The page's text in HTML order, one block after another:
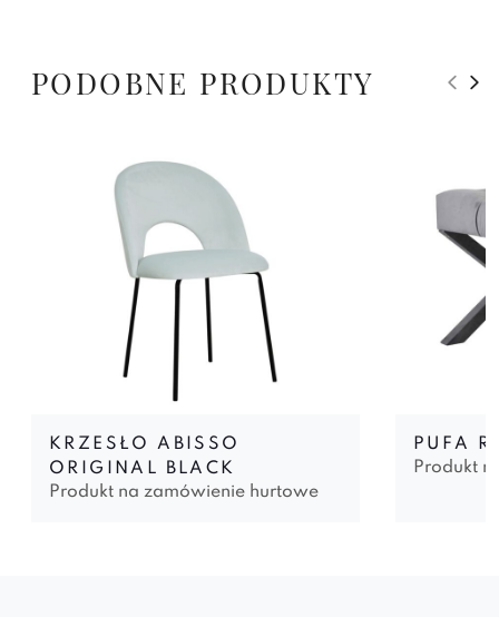
PODOBNE PRODUKTY
KRZESŁO ABISSO
ORIGINAL BLACK
Produkt na zamówienie hurtowe
PUFA
Produkt